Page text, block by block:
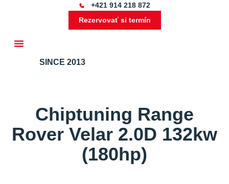
+421 914 218 872
Rezervovať si termín
SINCE 2013
Chiptuning Range
Rover Velar 2.0D 132kw
(180hp)